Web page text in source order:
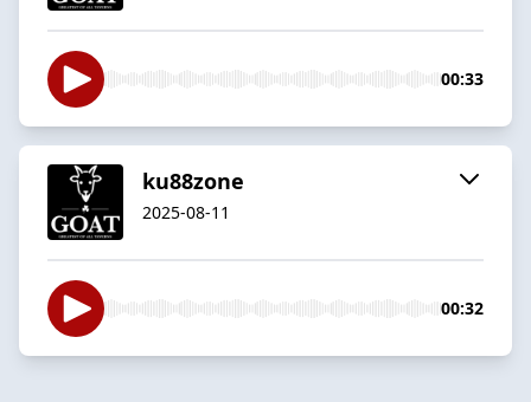
00:33
ku88zone
2025-08-11
00:32